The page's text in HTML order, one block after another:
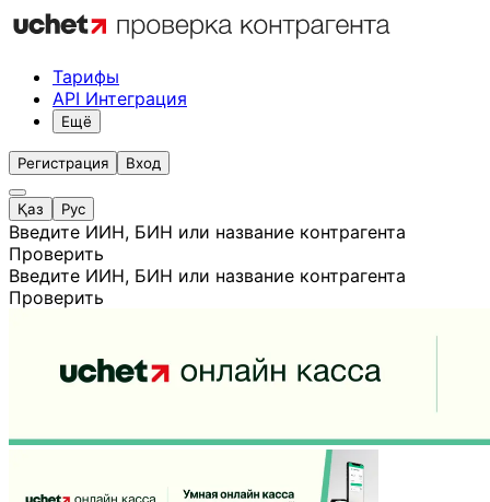
Тарифы
API Интеграция
Ещё
Регистрация Вход
Қаз Рус
Введите ИИН, БИН или название контрагента
Проверить
Введите ИИН, БИН или название контрагента
Проверить